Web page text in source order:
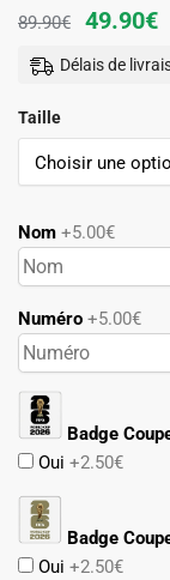
89.90€
Le
prix
89.90€.
49.90€Le
Délais de
Taille
Nom +5.00€
Numéro +5.00€
Badge
Oui +2.50€
Badge
Oui +2.50€